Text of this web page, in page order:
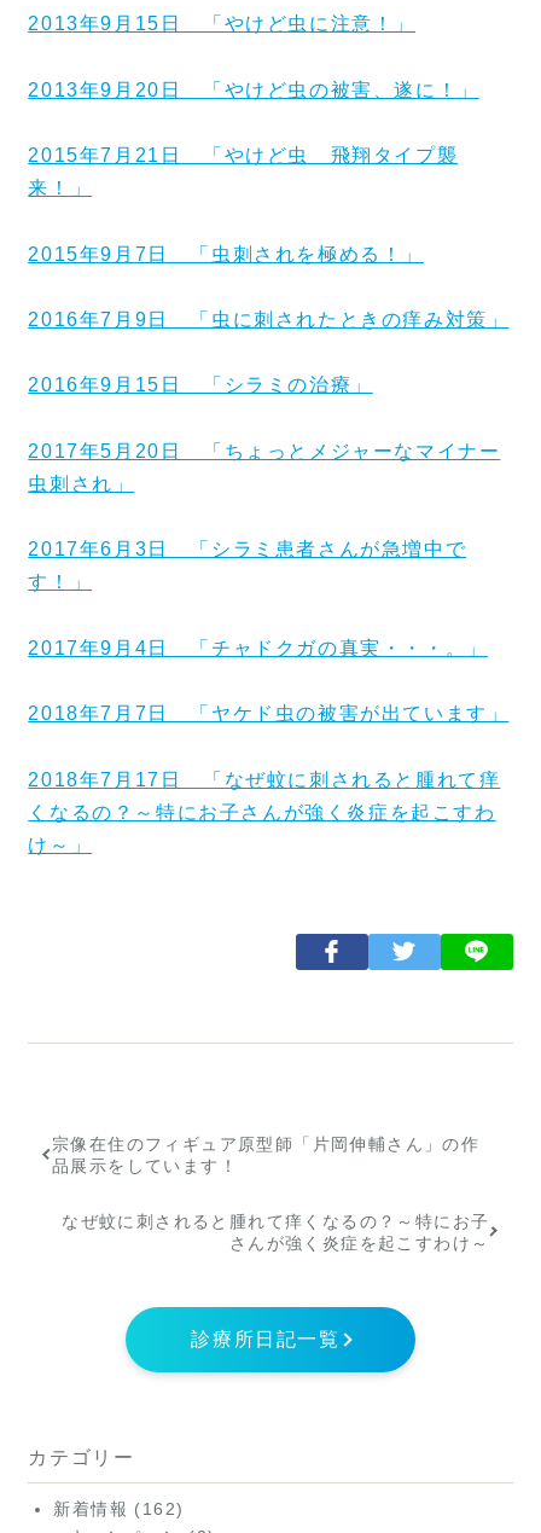
2013年9月15日 「やけど虫に注意！」
2013年9月20日 「やけど虫の被害、遂に！」
2015年7月21日 「やけど虫 飛翔タイプ襲
来！」
2015年9月7日 「虫刺されを極める！」
2016年7月9日 「虫に刺されたときの痒み対策」
2016年9月15日 「シラミの治療」
2017年5月20日 「ちょっとメジャーなマイナー
虫刺され」
2017年6月3日 「シラミ患者さんが急増中で
す！」
2017年9月4日 「チャドクガの真実・・・。」
2018年7月7日 「ヤケド虫の被害が出ています」
2018年7月17日 「なぜ蚊に刺されると腫れて痒
くなるの？～特にお子さんが強く炎症を起こすわ
け～」
宗像在住のフィギュア原型師「片岡伸輔さん」の作
品展示をしています！
なぜ蚊に刺されると腫れて痒くなるの？～特にお子
さんが強く炎症を起こすわけ～
診療所日記一覧
カテゴリー
新着情報 (162)